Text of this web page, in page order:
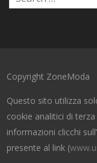
Copyright ZoneModa
Questo sito utilizza
cookie analitici di
informazioni clicchi
presente al link (